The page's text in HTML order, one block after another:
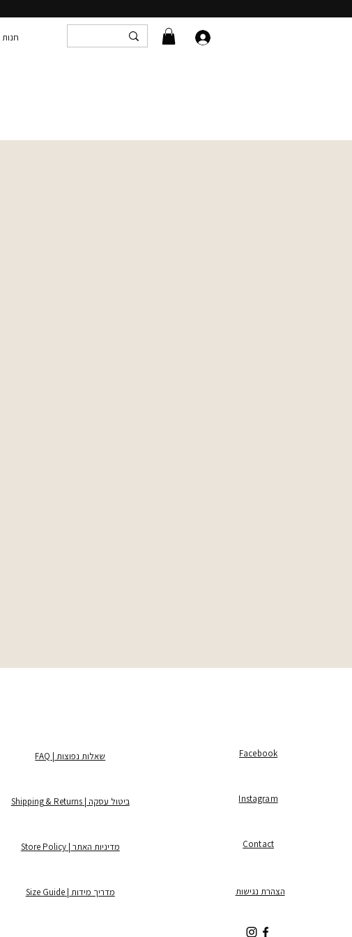
חנות
שאלות נפוצות | FAQ
ביטול עסקה | Shipping & Returns
מדיניות האתר | Store Policy
מדריך מידות | Size Guide
Facebook
Instagram
Contact
הצהרת נגישות